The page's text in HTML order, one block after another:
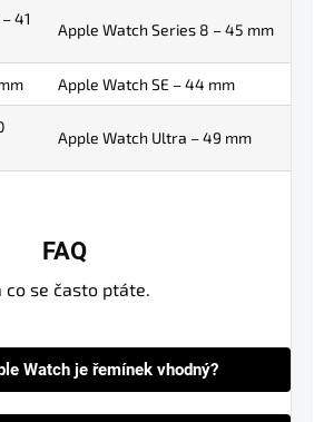
41
Apple Watch Series 8 – 45 mm
Apple Watch SE – 44 mm
Apple Watch Ultra – 49 mm
FAQ
co se často ptáte.
Watch je řemínek vhodný?